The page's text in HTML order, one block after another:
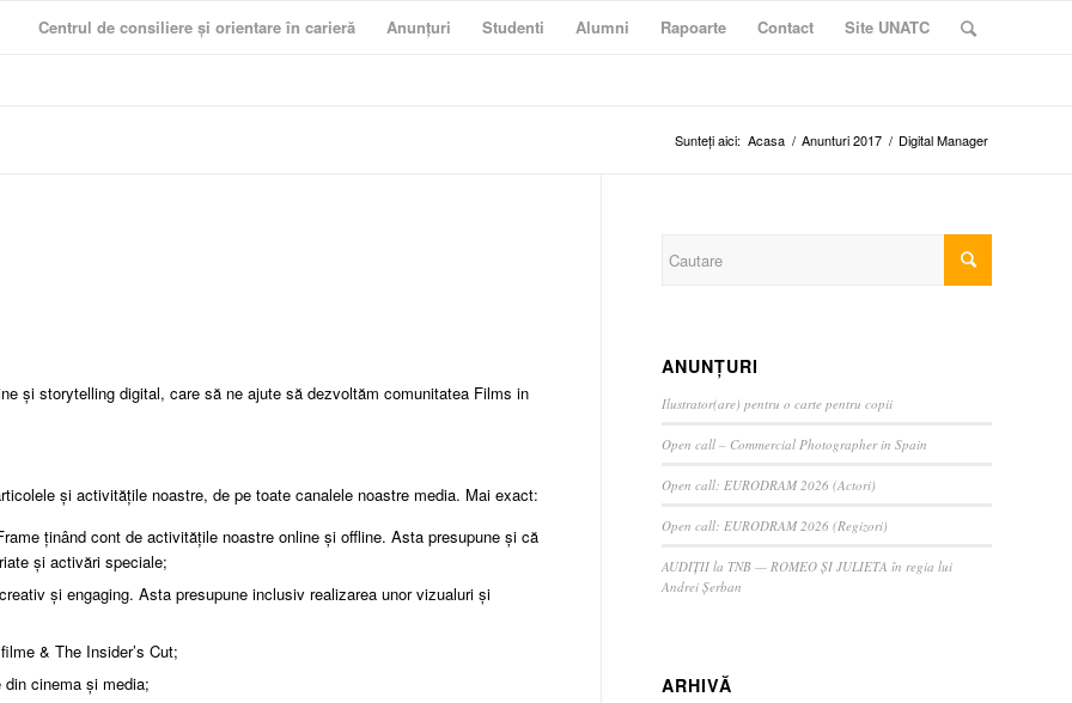
Centrul de consiliere și orientare în carieră Anunțuri Studenti Alumni Rapoarte Contact Site UNATC
Sunteți aici: Acasa / Anunturi 2017 / Digital Manager
și storytelling digital, care să ne ajute să dezvoltăm comunitatea Films in
și activitățile noastre, de pe toate canalele noastre media. Mai exact:
ținând cont de activitățile noastre online și offline. Asta presupune și că
și activări speciale;
și engaging. Asta presupune inclusiv realizarea unor vizualuri și
& The Insider’s Cut;
cinema și media;
ANUNȚURI
Ilustrator(are) pentru o carte pentru copii
Open call – Commercial Photographer in Spain
Open call: EURODRAM 2026 (Actori)
Open call: EURODRAM 2026 (Regizori)
AUDIȚII la TNB — ROMEO ȘI JULIETA în regia lui
Andrei Șerban
ARHIVĂ